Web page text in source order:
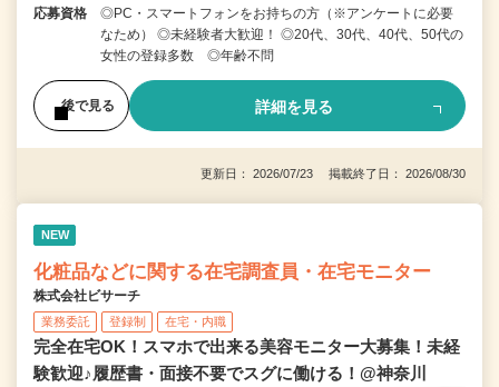
応募資格
◎PC・スマートフォンをお持ちの方（※アンケートに必要
なため） ◎未経験者大歓迎！ ◎20代、30代、40代、50代の
女性の登録多数 ◎年齢不問
後で見る 詳細を見る
更新日： 2026/07/23 掲載終了日： 2026/08/30
NEW
化粧品などに関する在宅調査員・在宅モニター
株式会社ビサーチ
業務委託 登録制 在宅・内職
完全在宅OK！スマホで出来る美容モニター大募集！未経
験歓迎♪履歴書・面接不要でスグに働ける！@神奈川